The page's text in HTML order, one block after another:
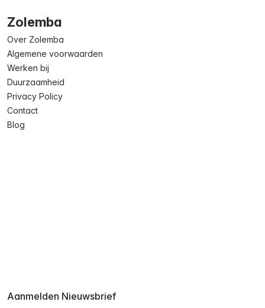
Zolemba
Over Zolemba
Algemene voorwaarden
Werken bij
Duurzaamheid
Privacy Policy
Contact
Blog
Aanmelden Nieuwsbrief